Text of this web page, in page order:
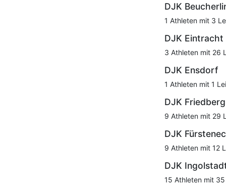
DJK
1 Athleten mit 3
DJK Eintracht
3 Athleten mit 26
DJK Ensdorf
1 Athleten mit 1
DJK Friedberg
9 Athleten mit 29
DJK
9 Athleten mit 12
DJK
15 Athleten mit